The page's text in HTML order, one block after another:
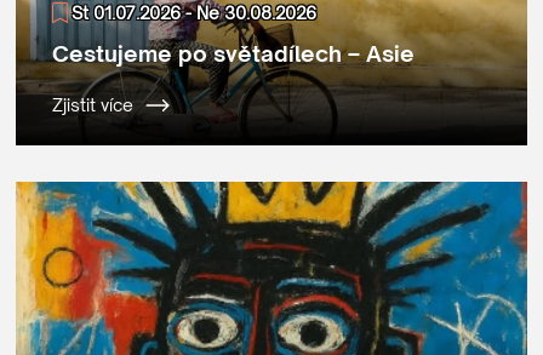
St 01.07.2026 - Ne 30.08.2026
Cestujeme po světadílech – Asie
Zjistit více